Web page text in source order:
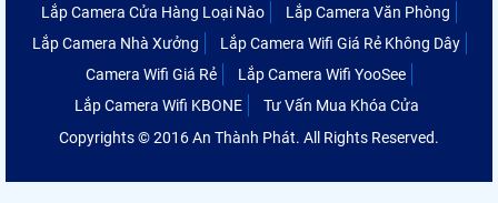
Lắp Camera Cửa Hàng Loại Nào
Lắp Camera Văn Phòng
Lắp Camera Nhà Xưởng
Lắp Camera Wifi Giá Rẻ Không Dây
Camera Wifi Giá Rẻ
Lắp Camera Wifi YooSee
Lắp Camera Wifi KBONE
Tư Vấn Mua Khóa Cửa
Copyrights © 2016 An Thành Phát. All Rights Reserved.